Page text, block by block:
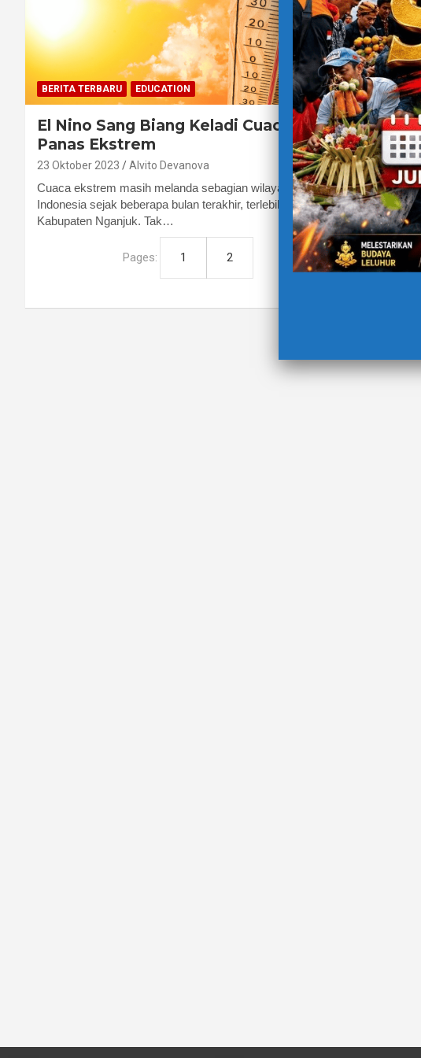
BERITA TERBARU EDUCATION
El Nino Sang Biang Keladi Cuaca
Panas Ekstrem
23 Oktober 2023 Alvito Devanova
Cuaca ekstrem masih melanda sebagian wilayah
Indonesia sejak beberapa bulan terakhir, terlebih di
Kabupaten Nganjuk. Tak…
Pages: 1 2